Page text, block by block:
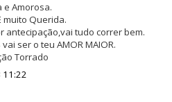
e Amorosa.
muito Querida.
antecipação,vai tudo correr bem.
vai ser o teu AMOR MAIOR.
Torrado
11:22